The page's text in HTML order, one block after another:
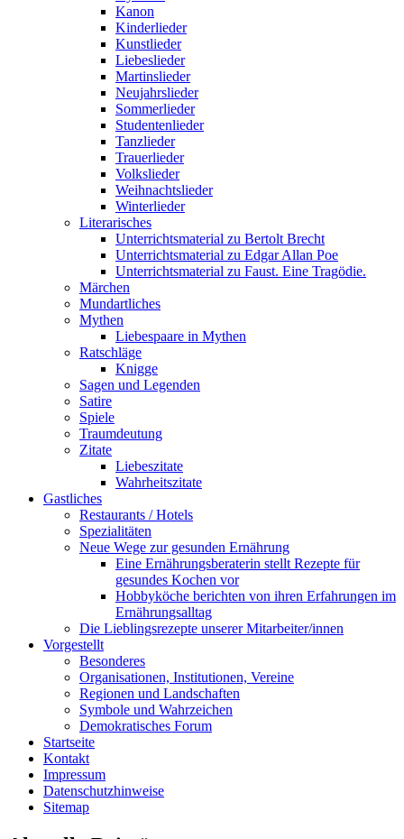
Kanon
Kinderlieder
Kunstlieder
Liebeslieder
Martinslieder
Neujahrslieder
Sommerlieder
Studentenlieder
Tanzlieder
Trauerlieder
Volkslieder
Weihnachtslieder
Winterlieder
Literarisches
Unterrichtsmaterial zu Bertolt Brecht
Unterrichtsmaterial zu Edgar Allan Poe
Unterrichtsmaterial zu Faust. Eine Tragödie.
Märchen
Mundartliches
Mythen
Liebespaare in Mythen
Ratschläge
Knigge
Sagen und Legenden
Satire
Spiele
Traumdeutung
Zitate
Liebeszitate
Wahrheitszitate
Gastliches
Restaurants / Hotels
Spezialitäten
Neue Wege zur gesunden Ernährung
Eine Ernährungsberaterin stellt Rezepte für
gesundes Kochen vor
Hobbyköche berichten von ihren Erfahrungen im
Ernährungsalltag
Die Lieblingsrezepte unserer Mitarbeiter/innen
Vorgestellt
Besonderes
Organisationen, Institutionen, Vereine
Regionen und Landschaften
Symbole und Wahrzeichen
Demokratisches Forum
Startseite
Kontakt
Impressum
Datenschutzhinweise
Sitemap